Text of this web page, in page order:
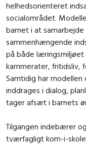
helhedsorienteret
socialområdet.
barnet i at
sammenhængende
på både
kammerater, fritidsliv,
Samtidig har
inddrages i dialog,
tager afsæt i barnets
Tilgangen indebærer
tværfagligt kom-i-